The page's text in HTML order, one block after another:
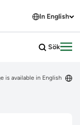
In English
Sök
is available in English